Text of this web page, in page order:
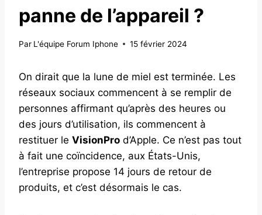
panne de l’appareil ?
Par L'équipe Forum Iphone 15 février 2024
On dirait que la lune de miel est terminée. Les
réseaux sociaux commencent à se remplir de
personnes affirmant qu’après des heures ou
des jours d’utilisation, ils commencent à
restituer le VisionPro d’Apple. Ce n’est pas tout
à fait une coïncidence, aux États-Unis,
l’entreprise propose 14 jours de retour de
produits, et c’est désormais le cas.